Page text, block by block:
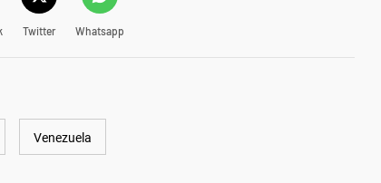
Twitter Whatsapp
Venezuela